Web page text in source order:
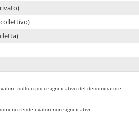
nullo o poco significativo del denominatore
rende i valori non significativi